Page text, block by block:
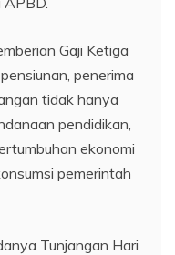
Gaji Ketiga
penerima
tidak hanya
pendidikan,
ekonomi
pemerintah
Tunjangan Hari